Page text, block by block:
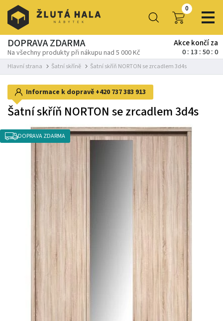
0
DOPRAVA ZDARMA
Na všechny produkty při nákupu nad 5 000 Kč
Akce končí za
13 49 59
Hlavní strana Šatní skříně Šatní skříň NORTON se zrcadlem 3d4s
Informace k dopravě +420 737 383 913
Šatní skříň NORTON se zrcadlem 3d4s
DOPRAVA ZDARMA